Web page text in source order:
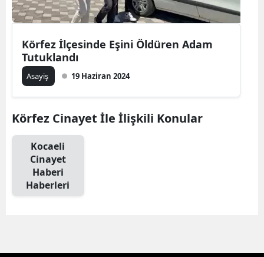
Körfez İlçesinde Eşini Öldüren Adam
Tutuklandı
Asayiş 19 Haziran 2024
Körfez Cinayet İle İlişkili Konular
Kocaeli
Cinayet
Haberi
Haberleri